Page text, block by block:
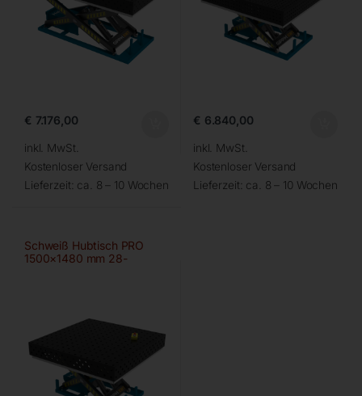
€ 7.176,00
inkl. MwSt.
Kostenloser Versand
Lieferzeit: ca. 8 – 10 Wochen
€ 6.840,00
inkl. MwSt.
Kostenloser Versand
Lieferzeit: ca. 8 – 10 Wochen
Schweiß Hubtisch PRO
1500×1480 mm 28-